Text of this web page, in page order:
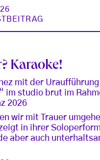
Karaoke!
mit der
im studio brut im
2026
wir mit Trauer
in ihrer
aber auch